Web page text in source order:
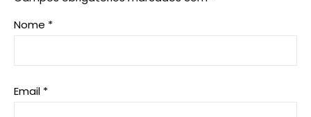
Nome *
Email *